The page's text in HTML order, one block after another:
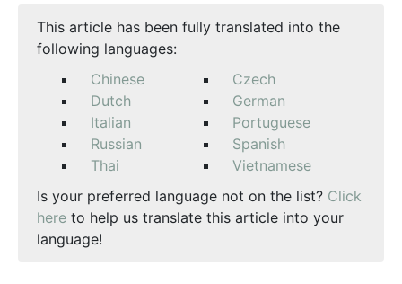
This article has been fully translated into the
following languages:
Chinese
Czech
Dutch
German
Italian
Portuguese
Russian
Spanish
Thai
Vietnamese
Is your preferred language not on the list? Click
here to help us translate this article into your
language!